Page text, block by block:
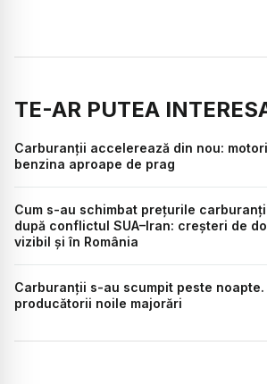
TE-AR PUTEA
Carburanții accelerează din nou:
benzina aproape de prag
Cum s-au schimbat prețurile
după conflictul SUA–Iran: creșteri de
vizibil și în România
Carburanții s-au scumpit peste noapte.
producătorii noile majorări